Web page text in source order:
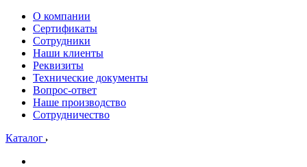
О компании
Сертификаты
Сотрудники
Наши клиенты
Реквизиты
Технические документы
Вопрос-ответ
Наше производство
Сотрудничество
Каталог